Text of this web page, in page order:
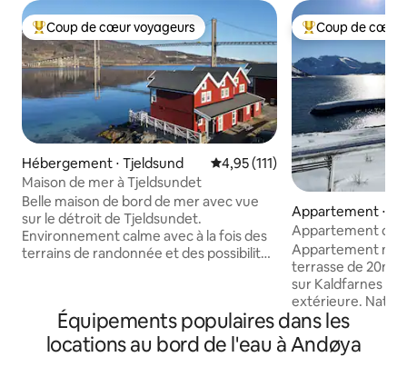
Coups de cœur voyageurs les plus appréciés
Coup de cœur voyageurs
Hébergement ⋅ Tjeldsund Évaluation moyenne sur la
4,95 (111)
Maison de mer à Tjeldsundet
Belle maison de bord de mer avec vue
sur le détroit de Tjeldsundet.
Environnement calme avec à la fois des
terrains de randonnée et des possibilités
chances de voir les aurores boréales en
Lofoten/Vesterålen, Harstad et
l'aéroport de Harstad/Narvik/Evenes. La
Coups de cœur
Coup de cœur
Appartement ⋅
Appartement
Kaldfarnes -
Appartement
terrasse de 20m2
sur Kaldfarnes à
extérieure.
un eldorado pour
air.
avec
Équipements populaires dans les
locations au bord de l'eau à Andøya